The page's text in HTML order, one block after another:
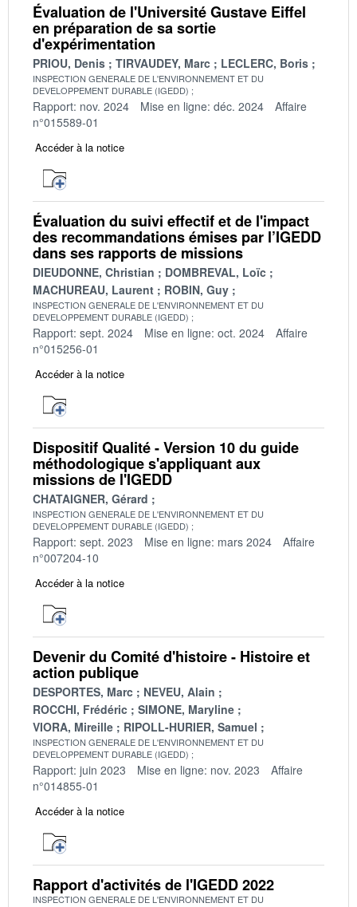
Évaluation de l'Université Gustave Eiffel
en préparation de sa sortie
d'expérimentation
PRIOU, Denis TIRVAUDEY, Marc LECLERC, Boris
INSPECTION GENERALE DE L'ENVIRONNEMENT ET DU
DEVELOPPEMENT DURABLE (IGEDD)
Rapport: nov. 2024 Mise en ligne: déc. 2024
Affaire
n°015589-01
Accéder à la notice
Évaluation du suivi effectif et de l'impact
des recommandations émises par l’IGEDD
dans ses rapports de missions
DIEUDONNE, Christian
DOMBREVAL, Loïc
MACHUREAU, Laurent
ROBIN, Guy
INSPECTION GENERALE DE L'ENVIRONNEMENT ET DU
DEVELOPPEMENT DURABLE (IGEDD)
Rapport: sept. 2024 Mise en ligne: oct. 2024
Affaire
n°015256-01
Accéder à la notice
Dispositif Qualité - Version 10 du guide
méthodologique s'appliquant aux
missions de l'IGEDD
CHATAIGNER, Gérard
INSPECTION GENERALE DE L'ENVIRONNEMENT ET DU
DEVELOPPEMENT DURABLE (IGEDD)
Rapport: sept. 2023 Mise en ligne: mars 2024
Affaire
n°007204-10
Accéder à la notice
Devenir du Comité d'histoire - Histoire et
action publique
DESPORTES, Marc
NEVEU, Alain
ROCCHI, Frédéric
SIMONE, Maryline
VIORA, Mireille
RIPOLL-HURIER, Samuel
INSPECTION GENERALE DE L'ENVIRONNEMENT ET DU
DEVELOPPEMENT DURABLE (IGEDD)
Rapport: juin 2023 Mise en ligne: nov. 2023
Affaire
n°014855-01
Accéder à la notice
Rapport d'activités de l'IGEDD 2022
INSPECTION GENERALE DE L'ENVIRONNEMENT ET DU